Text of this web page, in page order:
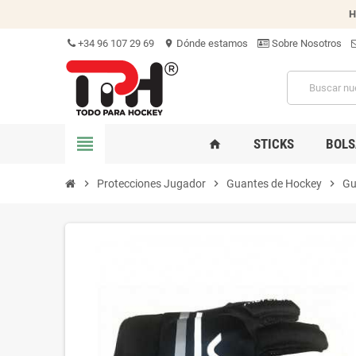
+34 96 107 29 69 location_on Dónde estamos Sobre Nosotros
view_headline home STICKS
chevron_right Protecciones Jugador chevron_right Guantes de Hockey chevron_right